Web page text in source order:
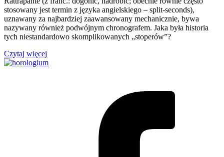
stosowany jest termin z języka angielskiego – split-seconds),
uznawany za najbardziej zaawansowany mechanicznie, bywa
nazywany również podwójnym chronografem. Jaka była historia
tych niestandardowo skomplikowanych „stoperów”?
Czytaj więcej